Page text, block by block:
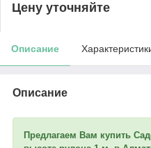
Цену уточняйте
Описание
Описание
Предлагаем Вам купить